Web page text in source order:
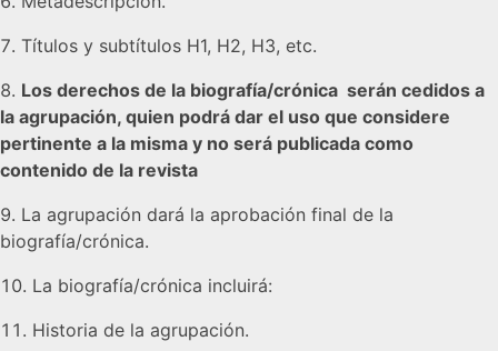
Títulos y subtítulos H1, H2, H3, etc.
Los derechos de la biografía/crónica serán cedidos a
la agrupación, quien podrá dar el uso que considere
pertinente a la misma y no será publicada como
contenido de la revista
La agrupación dará la aprobación final de la
biografía/crónica.
La biografía/crónica incluirá:
Historia de la agrupación.